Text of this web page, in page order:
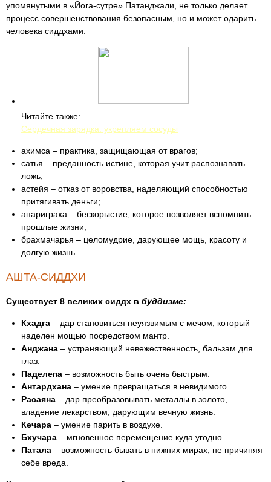
упомянутыми в «Йога-сутре» Патанджали, не только делает
процесс совершенствования безопасным, но и может одарить
человека сиддхами:
Читайте также:
Сердечная зарядка: укрепляем сосуды
ахимса – практика, защищающая от врагов;
сатья – преданность истине, которая учит распознавать
ложь;
астейя – отказ от воровства, наделяющий способностью
притягивать деньги;
апариграха – бескорыстие, которое позволяет вспомнить
прошлые жизни;
брахмачарья – целомудрие, дарующее мощь, красоту и
долгую жизнь.
АШТА-СИДДХИ
Существует 8 великих сиддх в буддизме:
Кхадга – дар становиться неуязвимым с мечом, который
наделен мощью посредством мантр.
Анджана – устраняющий невежественность, бальзам для
глаз.
Паделепа – возможность быть очень быстрым.
Антардхана – умение превращаться в невидимого.
Расаяна – дар преобразовывать металлы в золото,
владение лекарством, дарующим вечную жизнь.
Кечара – умение парить в воздухе.
Бхучара – мгновенное перемещение куда угодно.
Патала – возможность бывать в нижних мирах, не причиняя
себе вреда.